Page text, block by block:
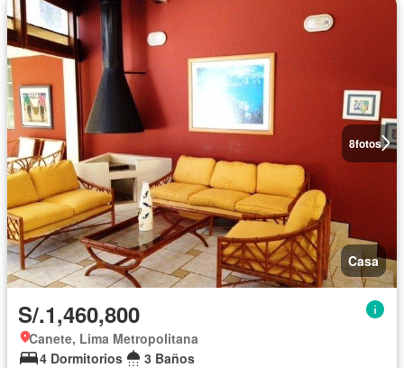
8fotos
Casa
S/.1,460,800
Canete, Lima Metropolitana
4 Dormitorios
3 Baños